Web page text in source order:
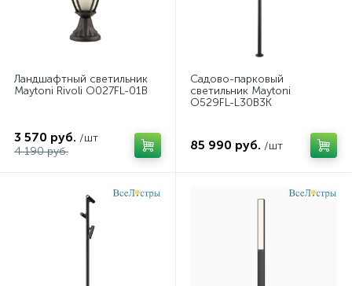
Ландшафтный светильник
Maytoni Rivoli O027FL-01B
3 570 руб. /шт
4 190 руб.
Садово-парковый
светильник Maytoni
O529FL-L30B3K
85 990 руб. /шт